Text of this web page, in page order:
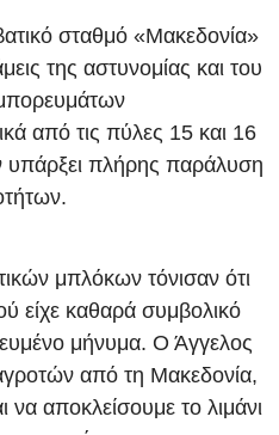
σταθμό «Μακεδονία»
της αστυνομίας και του
από τις πύλες 15 και 16
υπάρξει πλήρης παράλυση
μπλόκων τόνισαν ότι
είχε καθαρά συμβολικό
μήνυμα. Ο Άγγελος
από τη Μακεδονία,
αποκλείσουμε το λιμάνι